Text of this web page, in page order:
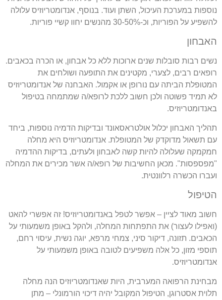
נוספות במערכת העיכול, השתן ועוד. בנוסף, אנדומטריוזיס עלולה
להשפיע על הפוריות, וכ-30-50% מהנשים יחוו קשיי פוריות.
האבחון
נשים רבות סובלות שנים ארוכות ללא כל אבחון, או הכרה בכאבים.
רופאים רבים, לצערי, מקטינים את התופעה ושולחים את
המטופלת הביתה עם נורופן או אקמול. האבחנה של אנדומטריוזיס
לא תמיד פשוטה ולכן חשוב ללכת לרופא/ה שמתמחה בטיפול
באנדומטריוזיס.
תהליך האבחון יכלול אולטראסאונד ובדיקות הדמיה נוספות, ביחד
עם תשאול מדוקדק של המטופלת. אנדומטריוזיס היא מחלה
חמקמקה שעלולה להיות קשה לאבחון ולעתים, בדיקות ההדמיה
"מפספסות". מכאן החשיבות של רופא/ה אשר מכירים את המחלה
ועברו הכשרה רלוונטית.
הטיפול
חשוב מאוד לציין – אפשר לטפל באנדומטריוזיס! זה אפשרי להאט
(ואפילו לעצור) את התפתחות המחלה, ולהקל באופן משמעותי על
הכאבים. תזונה, דיקור סיני, צמחי מרפא, יוגה נשית, עיסוי רחם,
תוספי מזון, כל אלה משפיעים לטובה באופן משמעותי על
אנדומטריוזיס.
מבחינת הרפואה המערבית, היות שאנדומטריוזיס הנה מחלה
תלוית אסטרוגן, הטיפול המקובל יהיה דיכוי הורמונלי – מתן